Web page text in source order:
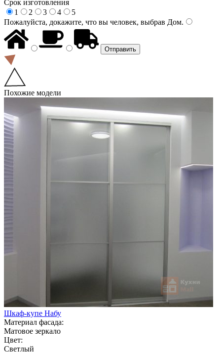
Срок изготовления
1
2 3 4
5
Пожалуйста, докажите, что вы человек, выбрав Дом.
Похожие модели
Шкаф-купе Набу
Материал фасада:
Матовое зеркало
Цвет:
Светлый